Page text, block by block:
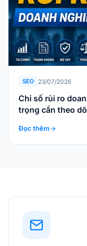
SEO 23/07/2026
Chỉ số rủi ro
trọng cần theo
Đọc thêm